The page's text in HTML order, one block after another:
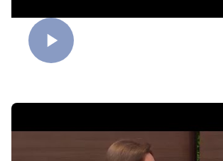
Crise existencial